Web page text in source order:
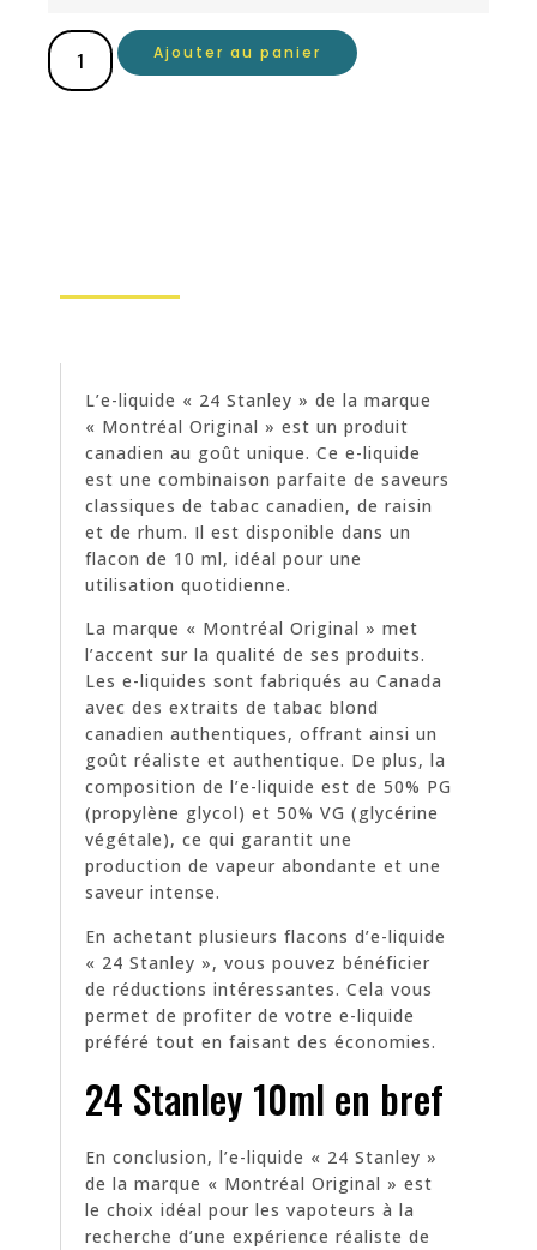
Ajouter au panier
L’e-liquide « 24 Stanley » de la marque
« Montréal Original » est un produit
canadien au goût unique. Ce e-liquide
est une combinaison parfaite de saveurs
classiques de tabac canadien, de raisin
et de rhum. Il est disponible dans un
flacon de 10 ml, idéal pour une
utilisation quotidienne.
La marque « Montréal Original » met
l’accent sur la qualité de ses produits.
Les e-liquides sont fabriqués au Canada
avec des extraits de tabac blond
canadien authentiques, offrant ainsi un
goût réaliste et authentique. De plus, la
composition de l’e-liquide est de 50% PG
(propylène glycol) et 50% VG (glycérine
végétale), ce qui garantit une
production de vapeur abondante et une
saveur intense.
En achetant plusieurs flacons d’e-liquide
« 24 Stanley », vous pouvez bénéficier
de réductions intéressantes. Cela vous
permet de profiter de votre e-liquide
préféré tout en faisant des économies.
24 Stanley 10ml en bref
En conclusion, l’e-liquide « 24 Stanley »
de la marque « Montréal Original » est
le choix idéal pour les vapoteurs à la
recherche d’une expérience réaliste de